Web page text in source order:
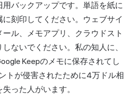
バックアップです。単語を紙に
刻印してください。ウェブサイ
ール、メモアプリ、クラウドスト
ないでください。私の知人に、
Keepのメモに保存されてし
トが侵害されたために4万ドル相
った人がいます。